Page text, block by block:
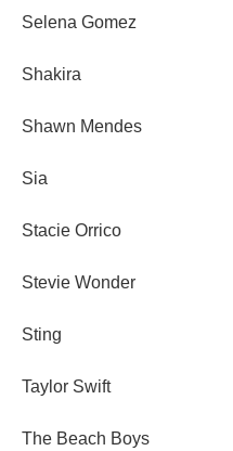
Selena Gomez
Shakira
Shawn Mendes
Sia
Stacie Orrico
Stevie Wonder
Sting
Taylor Swift
The Beach Boys